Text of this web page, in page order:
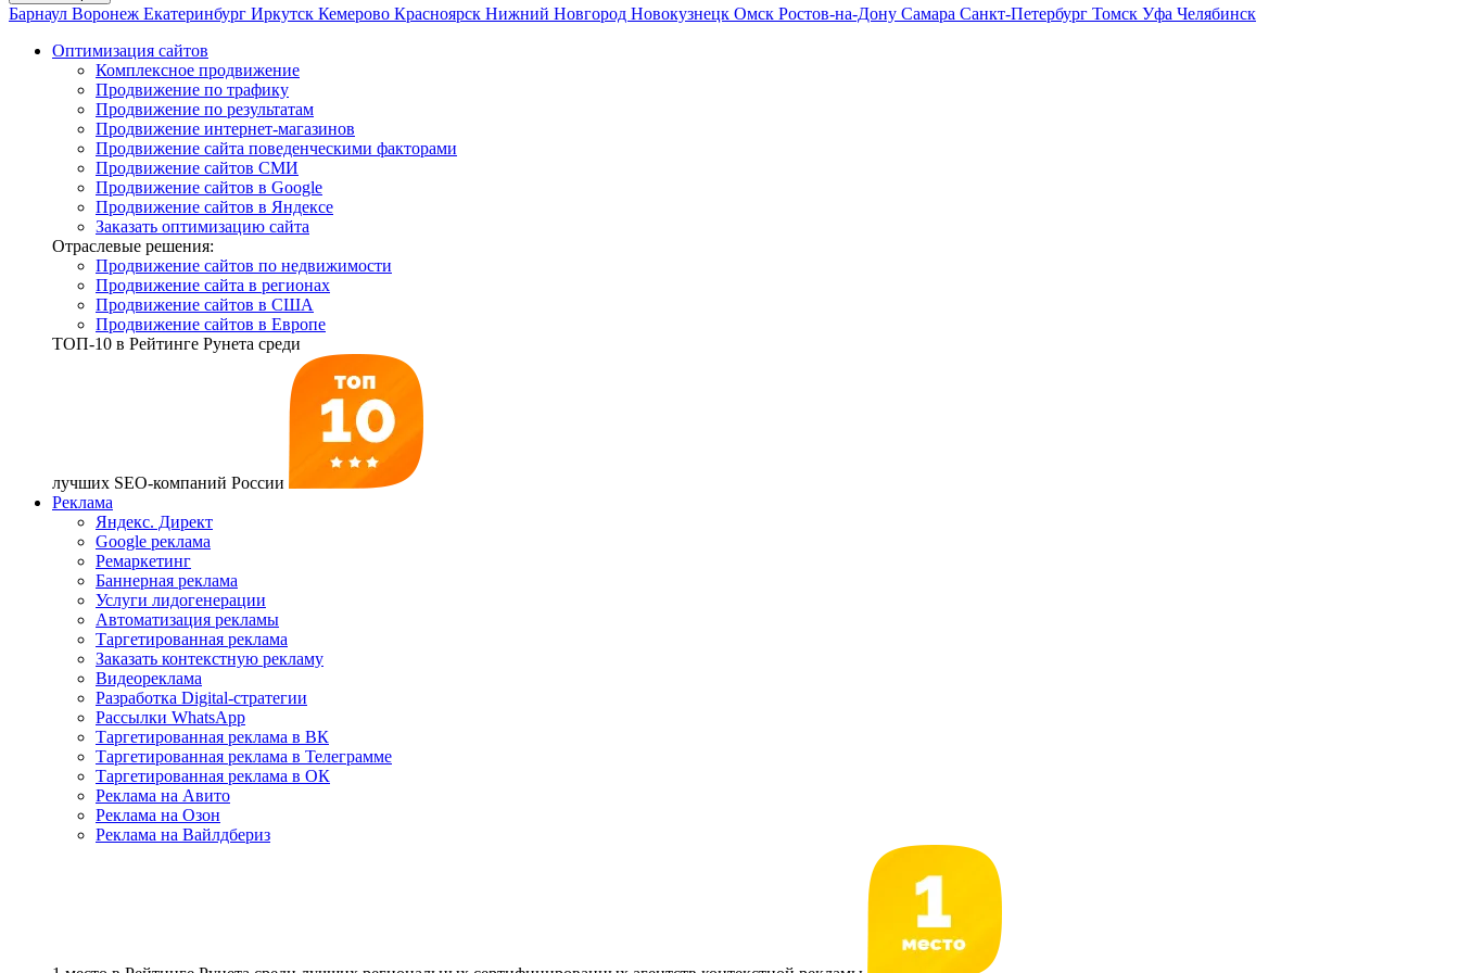
Барнаул Воронеж Екатеринбург Иркутск Кемерово Красноярск Нижний Новгород Новокузнецк Омск Ростов-на-Дону Самара Санкт-Петербург Томск Уфа Челябинск
Оптимизация сайтов
Комплексное продвижение
Продвижение по трафику
Продвижение по результатам
Продвижение интернет-магазинов
Продвижение сайта поведенческими факторами
Продвижение сайтов СМИ
Продвижение сайтов в Google
Продвижение сайтов в Яндексе
Заказать оптимизацию сайта
Отраслевые решения:
Продвижение сайтов по недвижимости
Продвижение сайта в регионах
Продвижение сайтов в США
Продвижение сайтов в Европе
ТОП-10 в Рейтинге Рунета среди
лучших SEO-компаний России
Реклама
Яндекс. Директ
Google реклама
Ремаркетинг
Баннерная реклама
Услуги лидогенерации
Автоматизация рекламы
Таргетированная реклама
Заказать контекстную рекламу
Видеореклама
Разработка Digital-стратегии
Рассылки WhatsApp
Таргетированная реклама в ВК
Таргетированная реклама в Телеграмме
Таргетированная реклама в ОК
Реклама на Авито
Реклама на Озон
Реклама на Вайлдбериз